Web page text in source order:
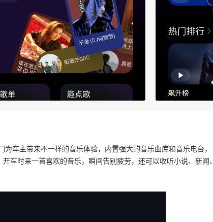
车主带来不一样的音乐体验，内置强大的音乐曲库和音乐电台，
车时来一首喜欢的音乐，瞬间告别疲劳，还可以收听小说、新闻、